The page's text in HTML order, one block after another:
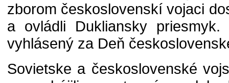
zborom československí vojaci
a ovládli Dukliansky
vyhlásený za Deň
Sovietske a československé